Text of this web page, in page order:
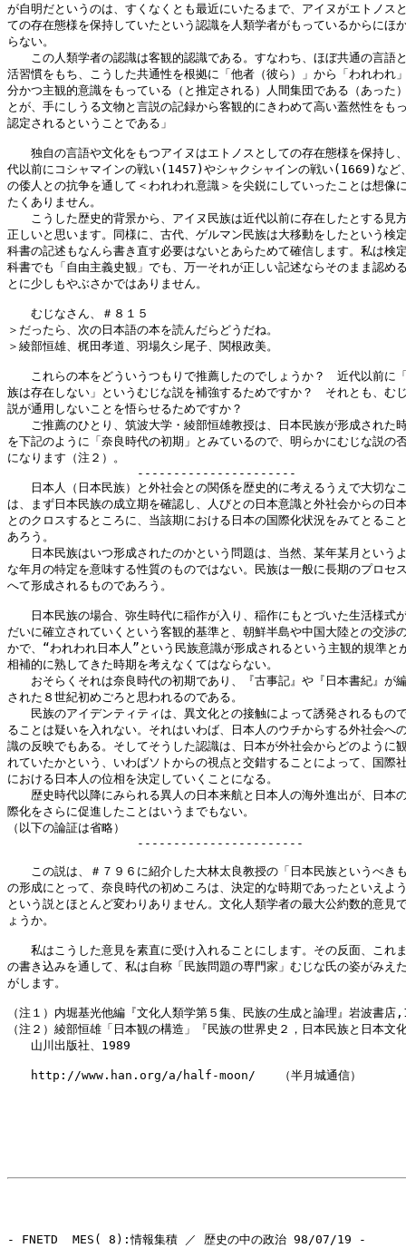
が自明だというのは、すくなくとも最近にいたるまで、アイヌがエトノス
ての存在態様を保持していたという認識を人類学者がもっているからにほ
らない。
この人類学者の認識は客観的認識である。すなわち、ほぼ共通の言語
活習慣をもち、こうした共通性を根拠に「他者（彼ら）」から「われわれ
分かつ主観的意識をもっている（と推定される）人間集団である（あった
とが、手にしうる文物と言説の記録から客観的にきわめて高い蓋然性をも
認定されるということである」
独自の言語や文化をもつアイヌはエトノスとしての存在態様を保持し
代以前にコシャマインの戦い(1457)やシャクシャインの戦い(1669)など
の倭人との抗争を通して＜われわれ意識＞を尖鋭にしていったことは想像
たくありません。
こうした歴史的背景から、アイヌ民族は近代以前に存在したとする見
正しいと思います。同様に、古代、ゲルマン民族は大移動をしたという検
科書の記述もなんら書き直す必要はないとあらためて確信します。私は検
科書でも「自由主義史観」でも、万一それが正しい記述ならそのまま認め
とに少しもやぶさかではありません。
むじなさん、＃８１５
＞だったら、次の日本語の本を読んだらどうだね。
＞綾部恒雄、梶田孝道、羽場久シ尾子、関根政美。
これらの本をどういうつもりで推薦したのでしょうか？　近代以前に
族は存在しない」というむじな説を補強するためですか？　それとも、む
説が通用しないことを悟らせるためですか？
ご推薦のひとり、筑波大学・綾部恒雄教授は、日本民族が形成された
を下記のように「奈良時代の初期」とみているので、明らかにむじな説の
になります（注２）。
----------------------
日本人（日本民族）と外社会との関係を歴史的に考えるうえで大切な
は、まず日本民族の成立期を確認し、人びとの日本意識と外社会からの日
とのクロスするところに、当該期における日本の国際化状況をみてとるこ
あろう。
日本民族はいつ形成されたのかという問題は、当然、某年某月という
な年月の特定を意味する性質のものではない。民族は一般に長期のプロセ
へて形成されるものであろう。
日本民族の場合、弥生時代に稲作が入り、稲作にもとづいた生活様式
だいに確立されていくという客観的基準と、朝鮮半島や中国大陸との交渉
かで、“われわれ日本人”という民族意識が形成されるという主観的規準と
相補的に熟してきた時期を考えなくてはならない。
おそらくそれは奈良時代の初期であり、『古事記』や『日本書紀』が
された８世紀初めごろと思われるのである。
民族のアイデンティティは、異文化との接触によって誘発されるもの
ることは疑いを入れない。それはいわば、日本人のウチからする外社会へ
識の反映でもある。そしてそうした認識は、日本が外社会からどのように
れていたかという、いわばソトからの視点と交錯することによって、国際
における日本人の位相を決定していくことになる。
歴史時代以降にみられる異人の日本来航と日本人の海外進出が、日本
際化をさらに促進したことはいうまでもない。
（以下の論証は省略）
-----------------------
この説は、＃７９６に紹介した大林太良教授の「日本民族というべき
の形成にとって、奈良時代の初めころは、決定的な時期であったといえよ
という説とほとんど変わりありません。文化人類学者の最大公約数的意見
ょうか。
私はこうした意見を素直に受け入れることにします。その反面、これ
の書き込みを通して、私は自称「民族問題の専門家」むじな氏の姿がみえ
がします。
（注１）内堀基光他編『文化人類学第５集、民族の生成と論理』岩波書店
（注２）綾部恒雄「日本観の構造」『民族の世界史２，日本民族と日本文
山川出版社、1989
http://www.han.org/a/half-moon/　　（半月城通信）
- FNETD  MES( 8):情報集積 ／ 歴史の中の政治 98/07/19 -